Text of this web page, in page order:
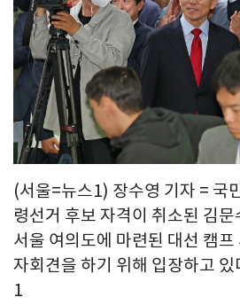
(서울=뉴스1) 장수영 기자 = 국
령선거 후보 자격이 취소된 김
서울 여의도에 마련된 대선 캠프
자회견을 하기 위해 입장하고
1